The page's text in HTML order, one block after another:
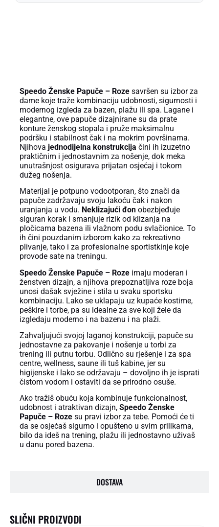
DOSTAVA
Speedo Ženske Papuče – Roze savršen su izbor za
dame koje traže kombinaciju udobnosti, sigurnosti i
modernog izgleda za bazen, plažu ili spa. Lagane i
elegantne, ove papuče dizajnirane su da prate
konture ženskog stopala i pruže maksimalnu
podršku i stabilnost čak i na mokrim površinama.
Njihova jednodijelna konstrukcija čini ih izuzetno
praktičnim i jednostavnim za nošenje, dok meka
unutrašnjost osigurava prijatan osjećaj i tokom
dužeg nošenja.
Materijal je potpuno vodootporan, što znači da
papuče zadržavaju svoju lakoću čak i nakon
uranjanja u vodu. Neklizajući đon obezbjeđuje
siguran korak i smanjuje rizik od klizanja na
pločicama bazena ili vlažnom podu svlačionice. To
ih čini pouzdanim izborom kako za rekreativno
plivanje, tako i za profesionalne sportistkinje koje
provode sate na treningu.
Speedo Ženske Papuče – Roze imaju moderan i
ženstven dizajn, a njihova prepoznatljiva roze boja
unosi dašak svježine i stila u svaku sportsku
kombinaciju. Lako se uklapaju uz kupaće kostime,
peškire i torbe, pa su idealne za sve koji žele da
izgledaju moderno i na bazenu i na plaži.
Zahvaljujući svojoj laganoj konstrukciji, papuče su
jednostavne za pakovanje i nošenje u torbi za
trening ili putnu torbu. Odlično su rješenje i za spa
centre, wellness, saune ili tuš kabine, jer su
higijenske i lako se održavaju – dovoljno ih je isprati
čistom vodom i ostaviti da se prirodno osuše.
Ako tražiš obuću koja kombinuje funkcionalnost,
udobnost i atraktivan dizajn, Speedo Ženske
Papuče – Roze su pravi izbor za tebe. Pomoći će ti
da se osjećaš sigurno i opušteno u svim prilikama,
bilo da ideš na trening, plažu ili jednostavno uživaš
u danu pored bazena.
SLIČNI PROIZVODI